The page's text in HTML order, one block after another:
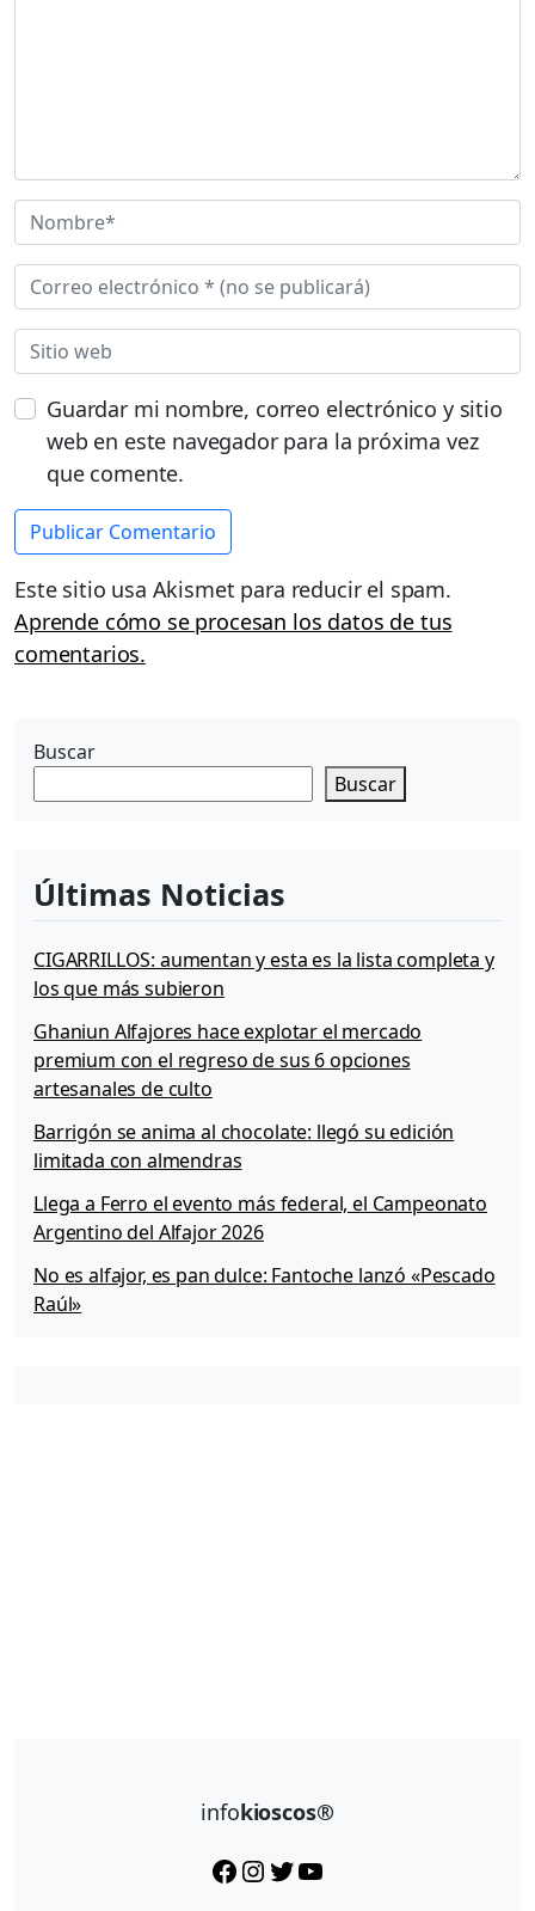
Guardar mi nombre, correo electrónico y sitio
web en este navegador para la próxima vez
que comente.
Este sitio usa Akismet para reducir el spam.
Aprende cómo se procesan los datos de tus
comentarios.
Buscar
Buscar
Últimas Noticias
CIGARRILLOS: aumentan y esta es la lista completa y
los que más subieron
Ghaniun Alfajores hace explotar el mercado
premium con el regreso de sus 6 opciones
artesanales de culto
Barrigón se anima al chocolate: llegó su edición
limitada con almendras
Llega a Ferro el evento más federal, el Campeonato
Argentino del Alfajor 2026
No es alfajor, es pan dulce: Fantoche lanzó «Pescado
Raúl»
infokioscos®
Facebook InstagramTwitter YouTube